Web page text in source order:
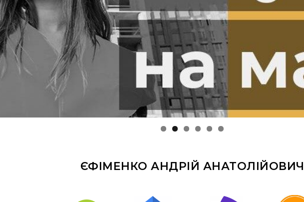
ЄФІМЕНКО АНДРІЙ АНАТОЛІЙОВИЧ